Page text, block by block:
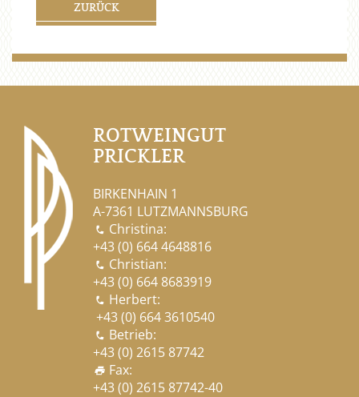
ZURÜCK
ROTWEINGUT
PRICKLER
BIRKENHAIN 1
A-7361 LUTZMANNSBURG
 Christina:
+43 (0) 664 4648816
 Christian:
+43 (0) 664 8683919
 Herbert:
+43 (0) 664 3610540
 Betrieb:
+43 (0) 2615 87742
print Fax:
+43 (0) 2615 87742-40